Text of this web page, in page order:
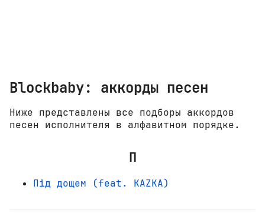
Blockbaby: аккорды песен
Ниже представлены все подборы аккордов
песен исполнителя в алфавитном порядке.
П
Під дощем (feat. KAZKA)